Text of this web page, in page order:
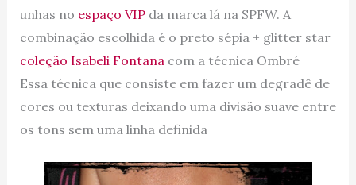
unhas no espaço VIPda marca lá na SPFW. A
combinação escolhida é o preto sépia + glitter star
coleção Isabeli Fontanacom a técnica Ombré
Essa técnica que consiste em fazer um degradê de
cores ou texturas deixando uma divisão suave entre
os tons sem uma linha definida